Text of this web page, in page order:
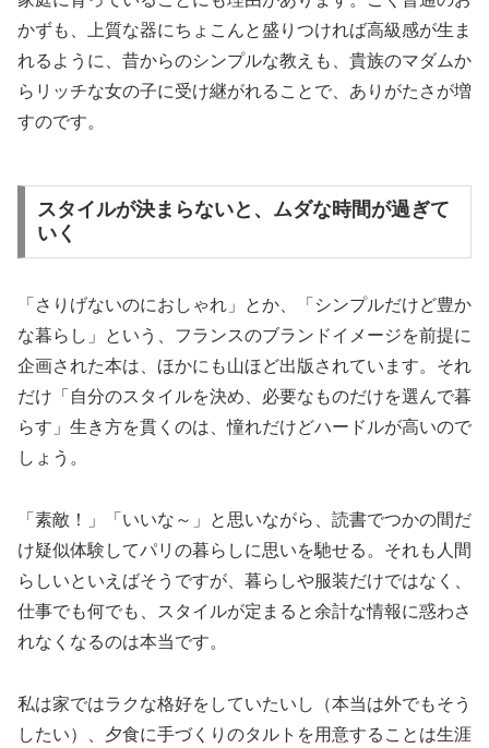
かずも、上質な器にちょこんと盛りつければ高級感が生ま
れるように、昔からのシンプルな教えも、貴族のマダムか
らリッチな女の子に受け継がれることで、ありがたさが増
すのです。
スタイルが決まらないと、ムダな時間が過ぎて
いく
「さりげないのにおしゃれ」とか、「シンプルだけど豊か
な暮らし」という、フランスのブランドイメージを前提に
企画された本は、ほかにも山ほど出版されています。それ
だけ「自分のスタイルを決め、必要なものだけを選んで暮
らす」生き方を貫くのは、憧れだけどハードルが高いので
しょう。
「素敵！」「いいな～」と思いながら、読書でつかの間だ
け疑似体験してパリの暮らしに思いを馳せる。それも人間
らしいといえばそうですが、暮らしや服装だけではなく、
仕事でも何でも、スタイルが定まると余計な情報に惑わさ
れなくなるのは本当です。
私は家ではラクな格好をしていたいし（本当は外でもそう
したい）、夕食に手づくりのタルトを用意することは生涯